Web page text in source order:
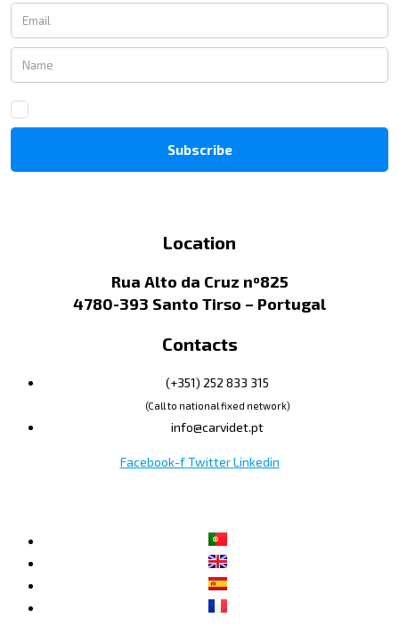
Location
Rua Alto da Cruz nº825
4780-393 Santo Tirso – Portugal
Contacts
(+351) 252 833 315
(Call to national fixed network)
info@carvidet.pt
Facebook-f Twitter Linkedin